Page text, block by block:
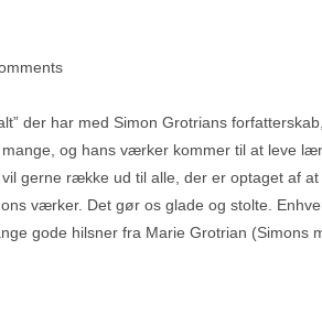
der har med Simon Grotrians
og hans værker kommer til at leve
gerne række ud til alle, der er optaget af
værker. Det gør os glade og stolte.
gode hilsner fra Marie Grotrian (Simons